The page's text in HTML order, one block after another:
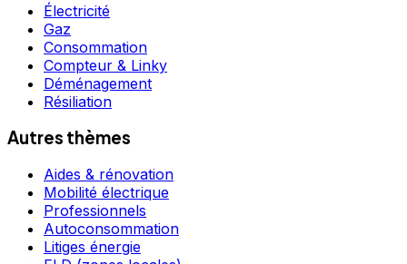
Électricité
Gaz
Consommation
Compteur & Linky
Déménagement
Résiliation
Autres thèmes
Aides & rénovation
Mobilité électrique
Professionnels
Autoconsommation
Litiges énergie